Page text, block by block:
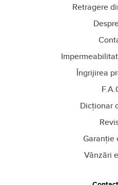
Retragere
Îngrijirea
Dicționar
Garanție
Vânzări